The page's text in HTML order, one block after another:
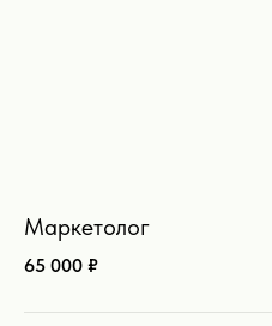
Маркетолог
65 000 ₽